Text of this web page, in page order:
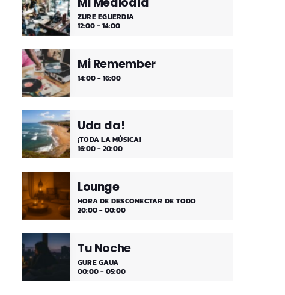
ZURE EGUERDIA
12:00 - 14:00
Mi Remember
14:00 - 16:00
Uda da!
¡TODA LA MÚSICA!
16:00 - 20:00
Lounge
HORA DE DESCONECTAR DE TODO
20:00 - 00:00
Tu Noche
GURE GAUA
00:00 - 05:00